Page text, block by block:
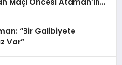
Maçı Öncesi Ataman’ın
“Bir Galibiyete
Var”